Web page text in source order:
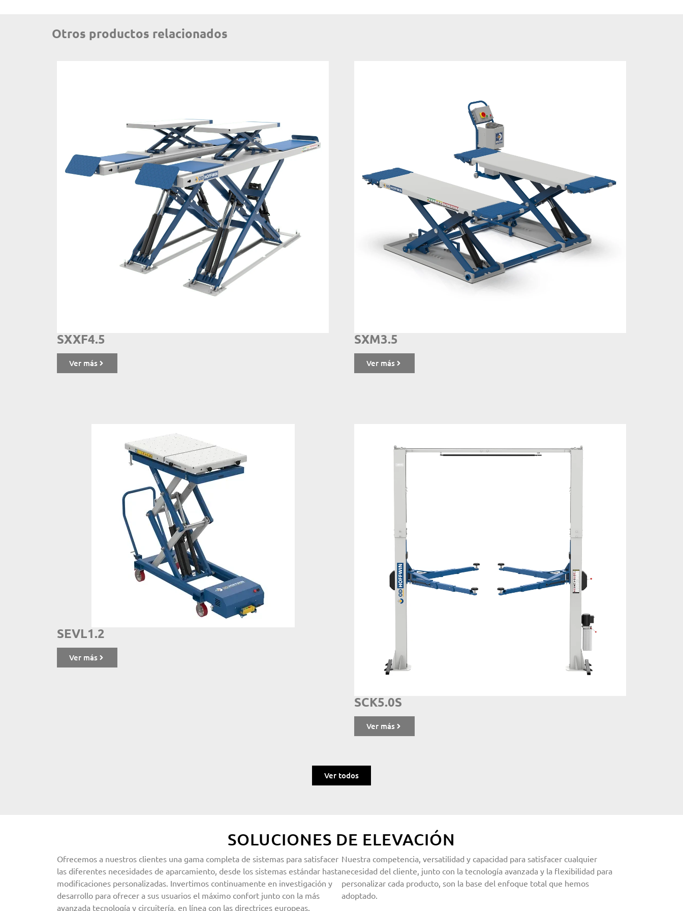
Otros productos relacionados
SXXF4.5
Ver más
SXM3.5
Ver más
SEVL1.2
Ver más
SCK5.0S
Ver más
Ver todos
SOLUCIONES DE ELEVACIÓN
Ofrecemos a nuestros clientes una gama completa de sistemas para satisfacer
las diferentes necesidades de aparcamiento, desde los sistemas estándar hasta
modificaciones personalizadas. Invertimos continuamente en investigación y
desarrollo para ofrecer a sus usuarios el máximo confort junto con la más
avanzada tecnología y circuitería, en línea con las directrices europeas.
Nuestra competencia, versatilidad y capacidad para satisfacer cualquier
necesidad del cliente, junto con la tecnología avanzada y la flexibilidad para
personalizar cada producto, son la base del enfoque total que hemos
adoptado.